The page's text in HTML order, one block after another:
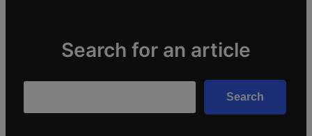
Search for an article
Search